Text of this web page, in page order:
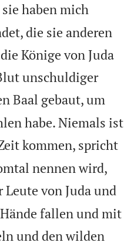
haben mich
die sie anderen
Könige von Juda
unschuldiger
Baal gebaut, um
habe. Niemals ist
kommen, spricht
nennen wird,
von Juda und
fallen und mit
und den wilden